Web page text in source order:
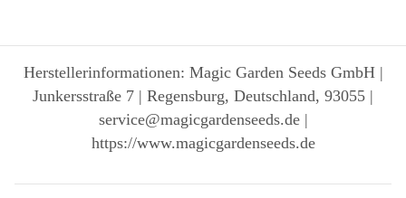
Herstellerinformationen: Magic Garden Seeds GmbH |
Junkersstraße 7 | Regensburg, Deutschland, 93055 |
service@magicgardenseeds.de |
https://www.magicgardenseeds.de